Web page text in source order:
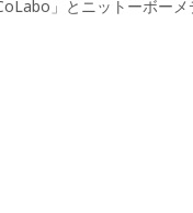
」とニットーボー